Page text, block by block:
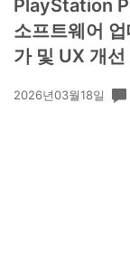
PlayStation
소프트웨어
가 및 UX 개선
공
2026년03월18일